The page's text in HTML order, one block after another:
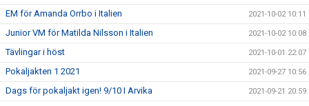
EM för Amanda Orrbo i Italien 2021-10-02 10:11
Junior VM för Matilda Nilsson i Italien 2021-10-02 10:08
Tävlingar i höst 2021-10-01 22:07
Pokaljakten 1 2021 2021-09-27 10:56
Dags för pokaljakt igen! 9/10 I Arvika 2021-09-21 20:59